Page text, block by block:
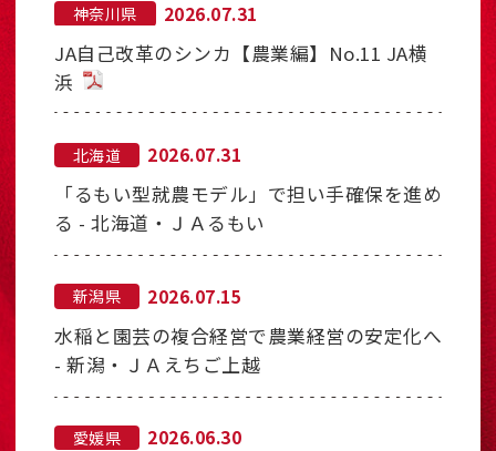
神奈川県 2026.07.31
JA自己改革のシンカ【農業編】No.11 JA横
浜
北海道 2026.07.31
「るもい型就農モデル」で担い手確保を進め
る - 北海道・ＪＡるもい
新潟県 2026.07.15
水稲と園芸の複合経営で農業経営の安定化へ
- 新潟・ＪＡえちご上越
愛媛県 2026.06.30